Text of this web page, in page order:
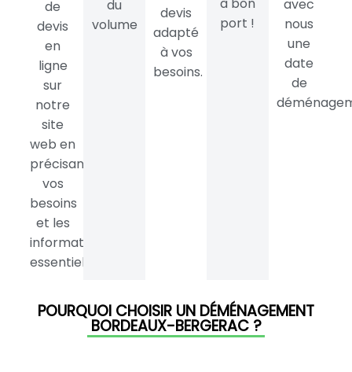
de
devis
en
ligne
sur
notre
site
web en
précisant
vos
besoins
et les
informations
essentielles.
du
volume
devis
adapté
à vos
besoins.
port !
avec
nous
une
date
de
POURQUOI CHOISIR UN DÉMÉNAGEMENT
BORDEAUX-BERGERAC ?